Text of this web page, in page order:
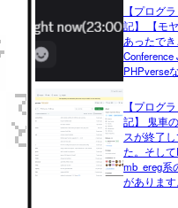
【プログ
記】 【モ
あったで
Conference
PHPverse
【プログ
記】 鬼車
スが終了
た。そし
mb_ereg系
があります